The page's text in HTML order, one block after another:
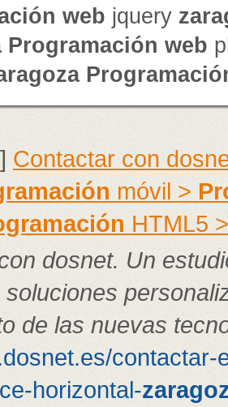
web jquery
Programación web
Contactar con
móvil >
HTML5
dosnet. Un
soluciones
de las nuevas
contactar-
horizontal-